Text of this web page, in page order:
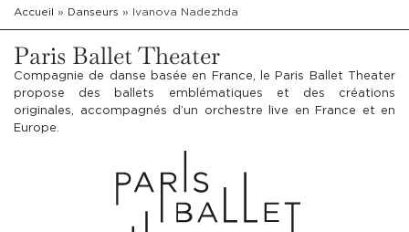
Accueil » Danseurs » Ivanova Nadezhda
Paris Ballet Theater
Compagnie de danse basée en France, le Paris Ballet Theater
propose des ballets emblématiques et des créations
originales, accompagnés d’un orchestre live en France et en
Europe.